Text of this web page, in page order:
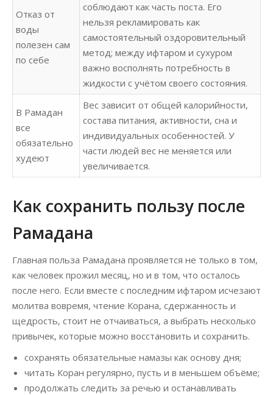
Отказ от
воды
полезен сам
по себе
соблюдают как часть поста. Его
нельзя рекламировать как
самостоятельный оздоровительный
метод; между ифтаром и сухуром
важно восполнять потребность в
жидкости с учётом своего состояния.
В Рамадан
все
обязательно
худеют
Вес зависит от общей калорийности,
состава питания, активности, сна и
индивидуальных особенностей. У
части людей вес не меняется или
увеличивается.
Как сохранить пользу после
Рамадана
Главная польза Рамадана проявляется не только в том,
как человек прожил месяц, но и в том, что осталось
после него. Если вместе с последним ифтаром исчезают
молитва вовремя, чтение Корана, сдержанность и
щедрость, стоит не отчаиваться, а выбрать несколько
привычек, которые можно восстановить и сохранить.
сохранять обязательные намазы как основу дня;
читать Коран регулярно, пусть и в меньшем объёме;
продолжать следить за речью и останавливать